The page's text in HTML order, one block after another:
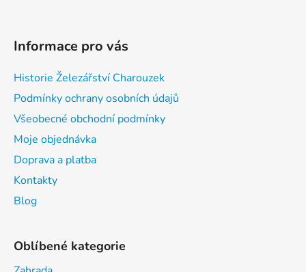
Informace pro vás
Historie Železářství Charouzek
Podmínky ochrany osobních údajů
Všeobecné obchodní podmínky
Moje objednávka
Doprava a platba
Kontakty
Blog
Oblíbené kategorie